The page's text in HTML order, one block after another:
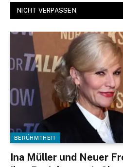
NICHT VERPASSEN
BERÜHMTHEIT
Ina Müller und Neuer